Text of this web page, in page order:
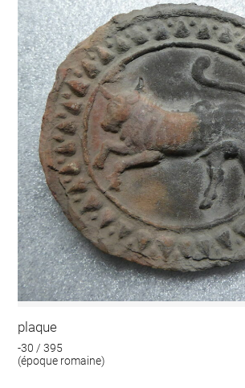
plaque
-30 / 395
(époque romaine)